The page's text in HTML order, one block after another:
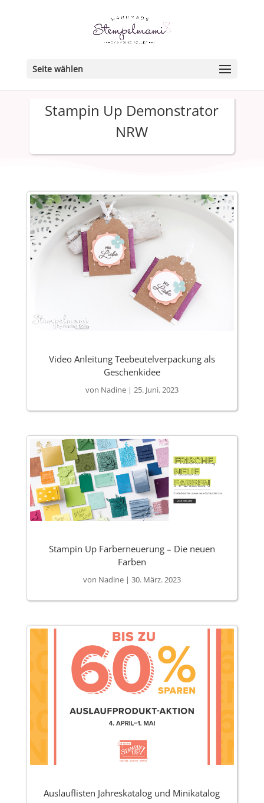
Seite wählen
Stampin Up Demonstrator
NRW
Video Anleitung Teebeutelverpackung als
Geschenkidee
von Nadine| 25. Juni. 2023
Stampin Up Farberneuerung – Die neuen
Farben
von Nadine| 30. März. 2023
Auslauflisten Jahreskatalog und Minikatalog